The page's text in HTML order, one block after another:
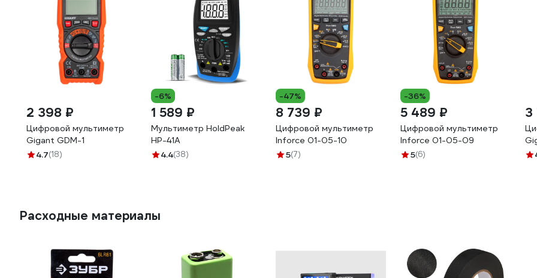
2 398 ₽
Цифровой мультиметр
Gigant GDM-1
4.7(18)
-6%
1 589 ₽
Мультиметр HoldPeak
HP-41A
4.4(38)
-47%
8 739 ₽
Цифровой мультиметр
Inforce 01-05-10
5(7)
-36%
5 489 ₽
Цифровой мультиметр
Inforce 01-05-09
5(6)
3
Расходные материалы